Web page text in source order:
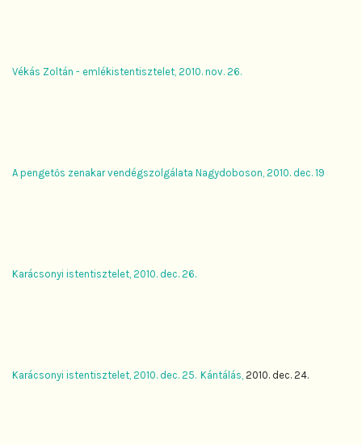
Vékás Zoltán - emlékistentisztelet, 2010. nov. 26.
A pengetős zenakar vendégszolgálata Nagydoboson, 2010. dec. 19
Karácsonyi istentisztelet, 2010. dec. 26.
Karácsonyi istentisztelet, 2010. dec. 25. Kántálás, 2010. dec. 24.